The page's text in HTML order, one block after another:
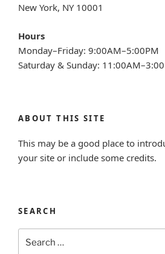
New York, NY 10001
Hours
Monday–Friday: 9:00AM–5:00PM
Saturday & Sunday:
ABOUT THIS SITE
This may be a good place to
your site or include some credits.
SEARCH